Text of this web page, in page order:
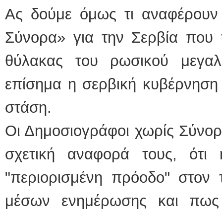
Ας δούμε όμως τι αναφέρουν
Σύνορα» για την Σερβία που
θύλακας του ρωσικού
επίσημα η σερβική κυβέρνηση
στάση.
Οι Δημοσιογράφοι χωρίς
σχετική αναφορά τους, ότι
"περιορισμένη πρόοδο" στον
μέσων ενημέρωσης και